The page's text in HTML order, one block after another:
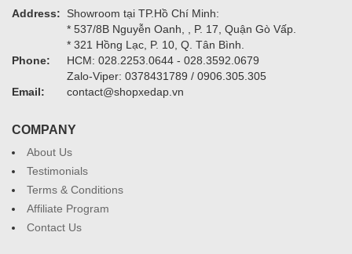
Address:
Showroom tại TP.Hồ Chí Minh:
* 537/8B Nguyễn Oanh, , P. 17, Quận Gò Vấp.
* 321 Hồng Lạc, P. 10, Q. Tân Bình.
Phone:
HCM: 028.2253.0644 - 028.3592.0679
Zalo-Viper: 0378431789 / 0906.305.305
Email:
contact@shopxedap.vn
COMPANY
About Us
Testimonials
Terms & Conditions
Affiliate Program
Contact Us